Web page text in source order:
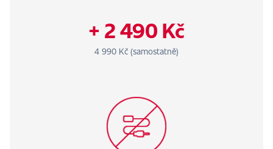
+ 2 490 Kč
4 990 Kč (samostatně)